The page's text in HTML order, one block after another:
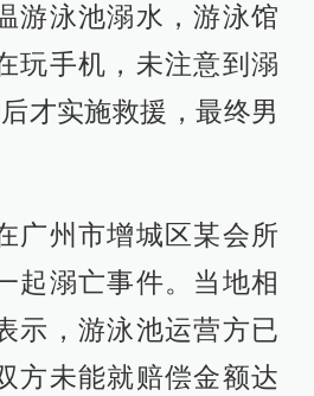
游泳池溺水，游泳馆
玩手机，未注意到溺
才实施救援，最终男
广州市增城区某会所
起溺亡事件。当地相
示，游泳池运营方已
方未能就赔偿金额达